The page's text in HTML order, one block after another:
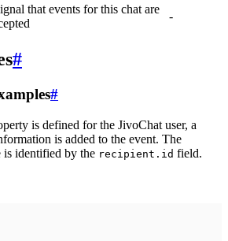
that events for this chat are
-
#
#
is defined for the JivoChat user, a
is added to the event. The
is identified by the recipient.id field.